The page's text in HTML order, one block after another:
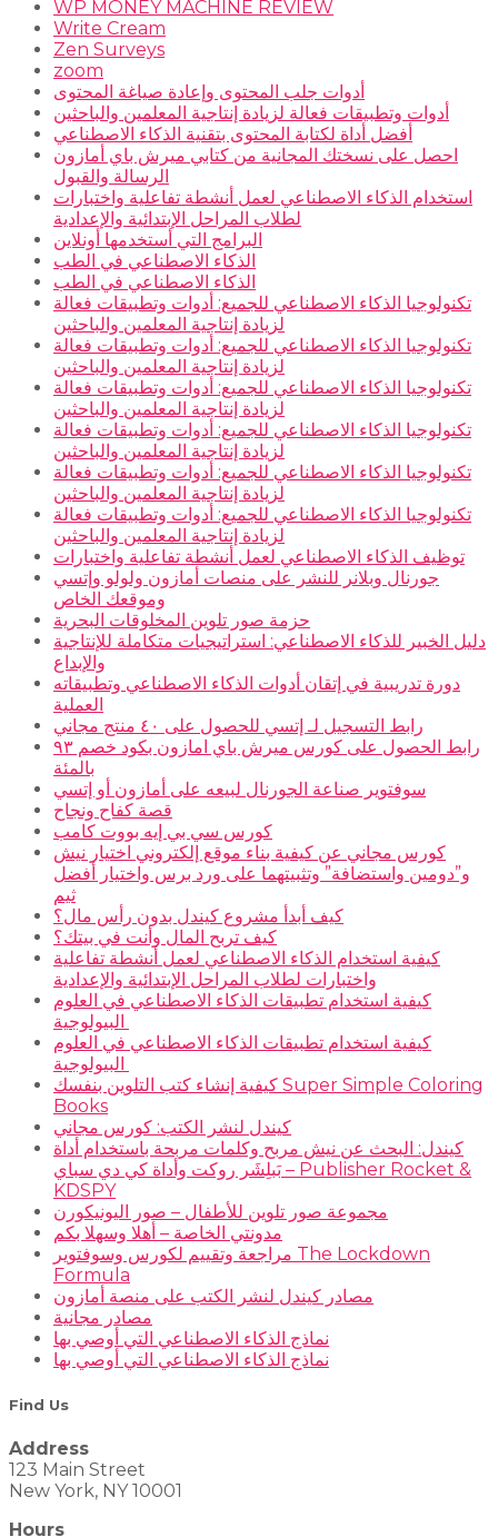
WP MONEY MACHINE REVIEW
Write Cream
Zen Surveys
zoom
أدوات جلب المحتوى وإعادة صياغة المحتوى
أدوات وتطبيقات فعالة لزيادة إنتاجية المعلمين والباحثين
أفضل أداة لكتابة المحتوى بتقنية الذكاء الاصطناعي
احصل على نسختك المجانية من كتابي ميرش باي أمازون
الرسالة والقبول
استخدام الذكاء الاصطناعي لعمل أنشطة تفاعلية واختبارات
لطلاب المراحل الإبتدائية والإعدادية
البرامج التي أستخدمها أونلاين
الذكاء الاصطناعي في الطب
الذكاء الاصطناعي في الطب
تكنولوجيا الذكاء الاصطناعي للجميع: أدوات وتطبيقات فعالة
لزيادة إنتاجية المعلمين والباحثين
تكنولوجيا الذكاء الاصطناعي للجميع: أدوات وتطبيقات فعالة
لزيادة إنتاجية المعلمين والباحثين
تكنولوجيا الذكاء الاصطناعي للجميع: أدوات وتطبيقات فعالة
لزيادة إنتاجية المعلمين والباحثين
تكنولوجيا الذكاء الاصطناعي للجميع: أدوات وتطبيقات فعالة
لزيادة إنتاجية المعلمين والباحثين
تكنولوجيا الذكاء الاصطناعي للجميع: أدوات وتطبيقات فعالة
لزيادة إنتاجية المعلمين والباحثين
تكنولوجيا الذكاء الاصطناعي للجميع: أدوات وتطبيقات فعالة
لزيادة إنتاجية المعلمين والباحثين
توظيف الذكاء الاصطناعي لعمل أنشطة تفاعلية واختبارات
جورنال وبلانر للنشر على منصات أمازون ولولو وإتسي
وموقعك الخاص
حزمة صور تلوين المخلوقات البحرية
دليل الخبير للذكاء الاصطناعي: استراتيجيات متكاملة للإنتاجية
والإبداع
دورة تدريبية في إتقان أدوات الذكاء الاصطناعي وتطبيقاته
العملية
رابط التسجيل لـ إتسي للحصول على ٤٠ منتج مجاني
رابط الحصول على كورس ميرش باي امازون بكود خصم ٩٣
بالمئة
سوفتوير صناعة الجورنال لبيعه على أمازون أو إتسي
قصة كفاح ونجاح
كورس سي بي إيه بووت كامب
كورس مجاني عن كيفية بناء موقع إلكتروني اختيار نيش
و”دومين واستضافة” وتثبيتهما على ورد برس واختيار أفضل
ثيم
كيف أبدأ مشروع كيندل بدون رأس مال؟
كيف تربح المال وأنت في بيتك؟
كيفية استخدام الذكاء الاصطناعي لعمل أنشطة تفاعلية
واختبارات لطلاب المراحل الإبتدائية والإعدادية
كيفية استخدام تطبيقات الذكاء الاصطناعي في العلوم
كيفية استخدام تطبيقات الذكاء الاصطناعي في العلوم
كيفية إنشاء كتب التلوين بنفسك Super Simple Coloring
Books
كيندل لنشر الكتب: كورس مجاني
كيندل: البحث عن نيش مربح وكلمات مربحة باستخدام أداة
بَبلِشَر روكت وأداة كي دي سباي – Publisher Rocket &
KDSPY
مجموعة صور تلوين للأطفال – صور اليونيكورن
مدونتي الخاصة – أهلا وسهلا بكم
مراجعة وتقييم لكورس وسوفتوير The Lockdown
Formula
مصادر كيندل لنشر الكتب على منصة أمازون
مصادر مجانية
نماذج الذكاء الاصطناعي التي أوصي بها
نماذج الذكاء الاصطناعي التي أوصي بها
Find Us
Address
123 Main Street
New York, NY 10001
Hours